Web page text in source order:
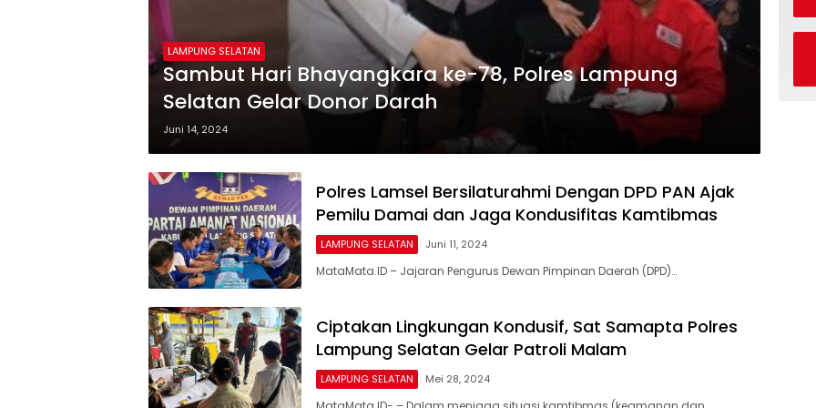
LAMPUNG SELATAN
Sambut Hari Bhayangkara ke-78, Polres Lampung
Selatan Gelar Donor Darah
Juni 14, 2024
Polres Lamsel Bersilaturahmi Dengan DPD PAN Ajak
Pemilu Damai dan Jaga Kondusifitas Kamtibmas
LAMPUNG SELATAN Juni 11, 2024
MataMata.ID – Jajaran Pengurus Dewan Pimpinan Daerah (DPD)…
Ciptakan Lingkungan Kondusif, Sat Samapta Polres
Lampung Selatan Gelar Patroli Malam
LAMPUNG SELATAN Mei 28, 2024